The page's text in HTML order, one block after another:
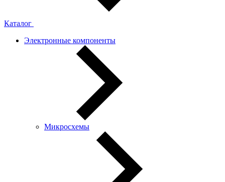
Каталог
Электронные компоненты
Микросхемы